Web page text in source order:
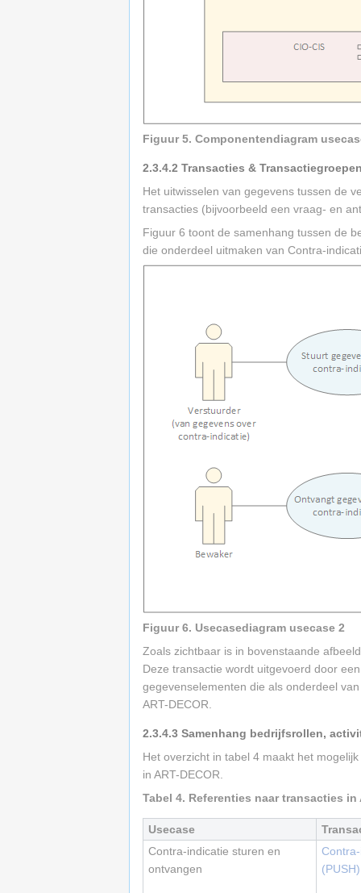
Figuur 5. Componentendiagram
2.3.4.2 Transacties &
Het uitwisselen van gegevens tussen de
transacties (bijvoorbeeld een vraag- en
Figuur 6 toont de samenhang tussen de
die onderdeel uitmaken van Contra-
Figuur 6. Usecasediagram usecase 2
Zoals zichtbaar is in bovenstaande
Deze transactie wordt uitgevoerd door
gegevenselementen die als onderdeel
ART-DECOR.
2.3.4.3 Samenhang bedrijfsrollen,
Het overzicht in tabel 4 maakt het
in ART-DECOR.
Tabel 4. Referenties naar transacties
Usecase
Contra-indicatie sturen en
ontvangen
(PUSH)